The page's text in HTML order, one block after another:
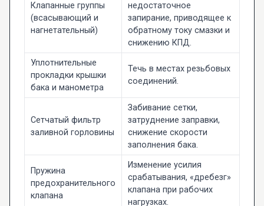
Клапанные группы
(всасывающий и
нагнетательный)
недостаточное
запирание, приводящее к
обратному току смазки и
снижению КПД.
Уплотнительные
прокладки крышки
бака и манометра
Течь в местах резьбовых
соединений.
Сетчатый фильтр
заливной горловины
Забивание сетки,
затруднение заправки,
снижение скорости
заполнения бака.
Пружина
предохранительного
клапана
Изменение усилия
срабатывания, «дребезг»
клапана при рабочих
нагрузках.